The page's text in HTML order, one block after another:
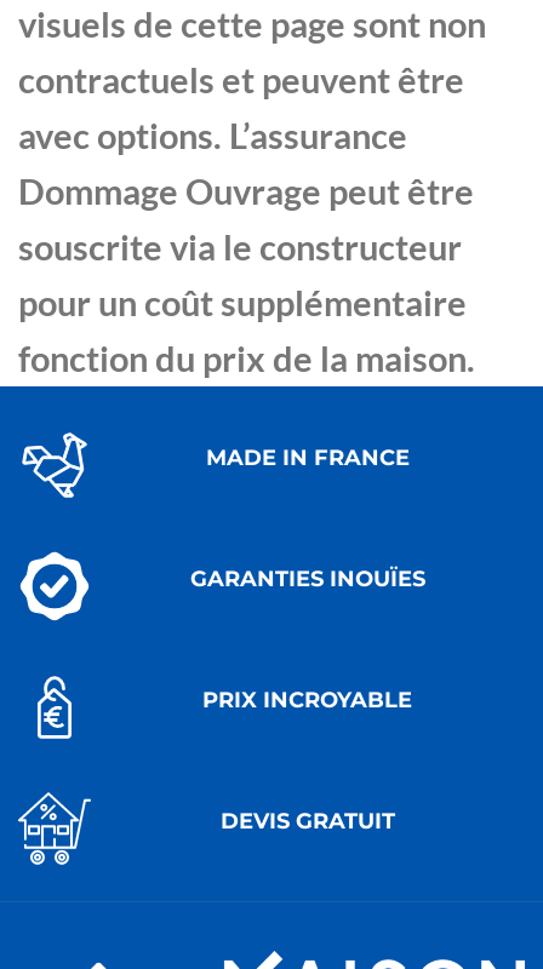
visuels de cette page sont non
contractuels et peuvent être
avec options. L’assurance
Dommage Ouvrage peut être
souscrite via le constructeur
pour un coût supplémentaire
fonction du prix de la maison.
MADE IN FRANCE
GARANTIES INOUÏES
PRIX INCROYABLE
DEVIS GRATUIT